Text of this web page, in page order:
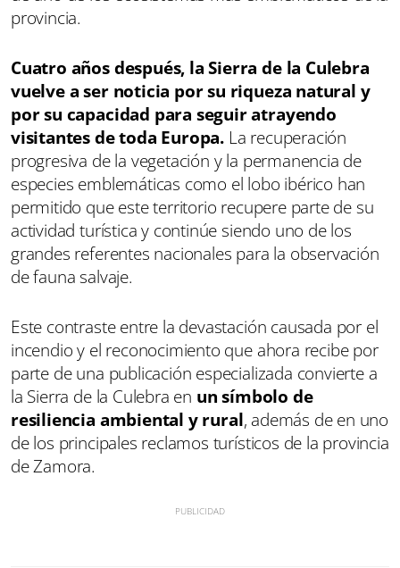
provincia.
Cuatro años después, la Sierra de la Culebra
vuelve a ser noticia por su riqueza natural y
por su capacidad para seguir atrayendo
visitantes de toda Europa. La recuperación
progresiva de la vegetación y la permanencia de
especies emblemáticas como el lobo ibérico han
permitido que este territorio recupere parte de su
actividad turística y continúe siendo uno de los
grandes referentes nacionales para la observación
de fauna salvaje.
Este contraste entre la devastación causada por el
incendio y el reconocimiento que ahora recibe por
parte de una publicación especializada convierte a
la Sierra de la Culebra en un símbolo de
resiliencia ambiental y rural, además de en uno
de los principales reclamos turísticos de la provincia
de Zamora.